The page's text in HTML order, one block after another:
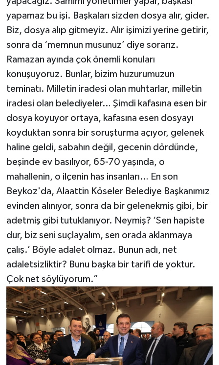
yapamaz bu işi. Başkaları sizden dosya alır, gider.
Biz, dosya alıp gitmeyiz. Alır işimizi yerine getirir,
sonra da ‘memnun musunuz’ diye sorarız.
Ramazan ayında çok önemli konuları
konuşuyoruz. Bunlar, bizim huzurumuzun
teminatı. Milletin iradesi olan muhtarlar, milletin
iradesi olan belediyeler… Şimdi kafasına esen bir
dosya koyuyor ortaya, kafasına esen dosyayı
koyduktan sonra bir soruşturma açıyor, gelenek
haline geldi, sabahın değil, gecenin dördünde,
beşinde ev basılıyor, 65-70 yaşında, o
mahallenin, o ilçenin has insanları… En son
Beykoz'da, Alaattin Köseler Belediye Başkanımız
evinden alınıyor, sonra da bir gelenekmiş gibi, bir
adetmiş gibi tutuklanıyor. Neymiş? ‘Sen hapiste
dur, biz seni suçlayalım, sen orada aklanmaya
çalış.’ Böyle adalet olmaz. Bunun adı, net
adaletsizliktir? Bunu başka bir tarifi de yoktur.
Çok net söylüyorum.”